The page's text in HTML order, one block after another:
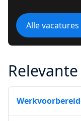
Alle vacatures